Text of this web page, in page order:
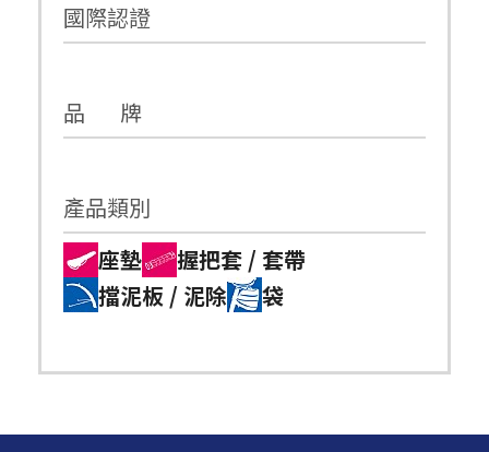
國際認證
品 牌
產品類別
座墊
握把套 / 套帶
擋泥板 / 泥除
袋